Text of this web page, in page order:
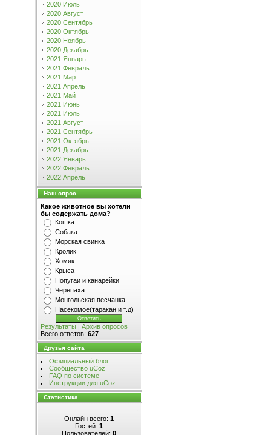
2020 Июль
2020 Август
2020 Сентябрь
2020 Октябрь
2020 Ноябрь
2020 Декабрь
2021 Январь
2021 Февраль
2021 Март
2021 Апрель
2021 Май
2021 Июнь
2021 Июль
2021 Август
2021 Сентябрь
2021 Октябрь
2021 Декабрь
2022 Январь
2022 Февраль
2022 Апрель
Наш опрос
Какое животное вы хотели
бы содержать дома?
Кошка
Собака
Морская свинка
Кролик
Хомяк
Крыса
Попугаи и канарейки
Черепаха
Монгольская песчанка
Насекомое(таракан и т.д)
Результаты| Архив опросов
Всего ответов: 627
Друзья сайта
Официальный блог
Сообщество uCoz
FAQ по системе
Инструкции для uCoz
Статистика
Онлайн всего: 1
Гостей: 1
Пользователей: 0